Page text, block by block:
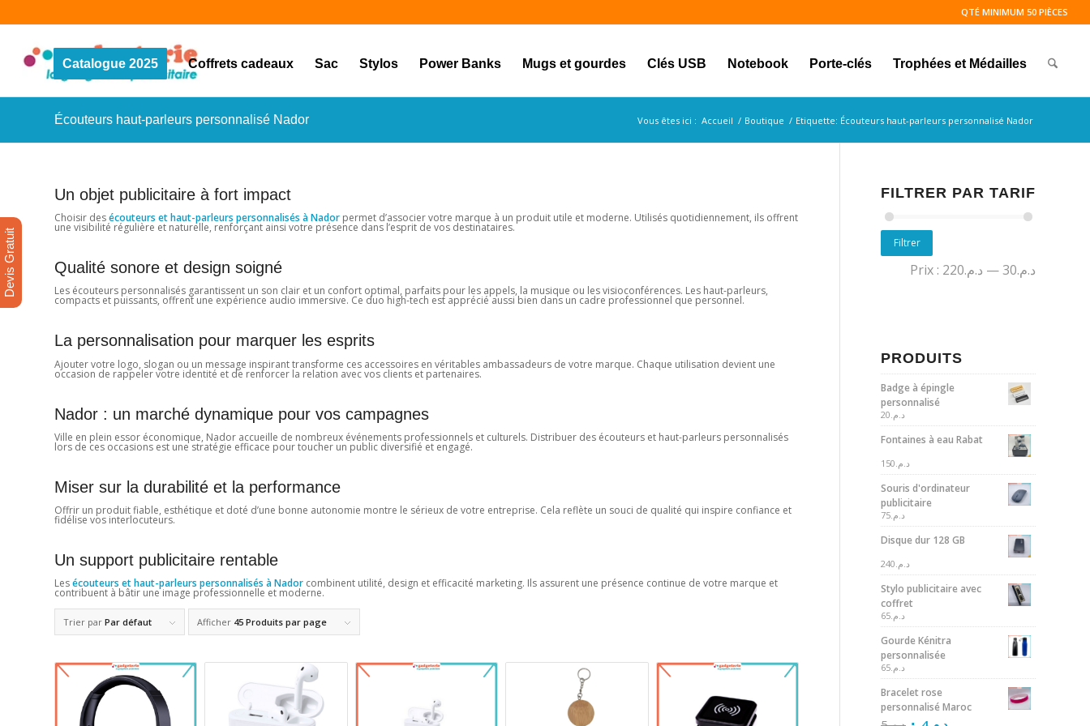
QTÉ MINIMUM 50 PIÈCES
Catalogue 2025 Coffrets cadeaux Sac Stylos Power Banks Mugs et gourdes Clés USB Notebook Porte-clés Trophées et Médailles
Écouteurs haut-parleurs personnalisé Nador Vous êtes ici : Accueil / Boutique / Etiquette: Écouteurs haut-parleurs personnalisé Nador
Un objet publicitaire à fort impact
Choisir desécouteurs et haut-parleurs personnalisés à Nador permet d’associer votre marque à un produit utile et moderne. Utilisés quotidiennement, ils offrent
une visibilité régulière et naturelle, renforçant ainsi votre présence dans l’esprit de vos destinataires.
Qualité sonore et design soigné
Les écouteurs personnalisés garantissent un son clair et un confort optimal, parfaits pour les appels, la musique ou les visioconférences. Les haut-parleurs,
compacts et puissants, offrent une expérience audio immersive. Ce duo high-tech est apprécié aussi bien dans un cadre professionnel que personnel.
La personnalisation pour marquer les esprits
Ajouter votre logo, slogan ou un message inspirant transforme ces accessoires en véritables ambassadeurs de votre marque. Chaque utilisation devient une
occasion de rappeler votre identité et de renforcer la relation avec vos clients et partenaires.
Nador : un marché dynamique pour vos campagnes
Ville en plein essor économique, Nador accueille de nombreux événements professionnels et culturels. Distribuer des écouteurs et haut-parleurs personnalisés
lors de ces occasions est une stratégie efficace pour toucher un public diversifié et engagé.
Miser sur la durabilité et la performance
Offrir un produit fiable, esthétique et doté d’une bonne autonomie montre le sérieux de votre entreprise. Cela reflète un souci de qualité qui inspire confiance et
fidélise vos interlocuteurs.
Un support publicitaire rentable
Lesécouteurs et haut-parleurs personnalisés à Nador combinent utilité, design et efficacité marketing. Ils assurent une présence continue de votre marque et
contribuent à bâtir une image professionnelle et moderne.
Trier par Par défaut Afficher 45 Produits par page
FILTRER PAR TARIF
Filtrer
Prix : د.م.30 — د.م.220
PRODUITS
Badge à épingle
personnalisé
د.م. 20
Fontaines à eau Rabat
د.م. 150
Souris d'ordinateur
publicitaire
د.م. 75
Disque dur 128 GB
د.م. 240
Stylo publicitaire avec
coffret
د.م. 65
Gourde Kénitra
personnalisée
د.م. 65
Bracelet rose
personnalisé Maroc
Devis Gratuit